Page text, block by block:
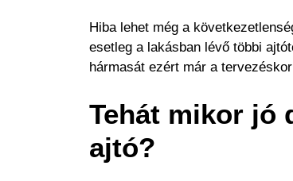
Hiba lehet még a
esetleg a lakásban lévő többi
hármasát ezért már a
Tehát mikor jó
ajtó?